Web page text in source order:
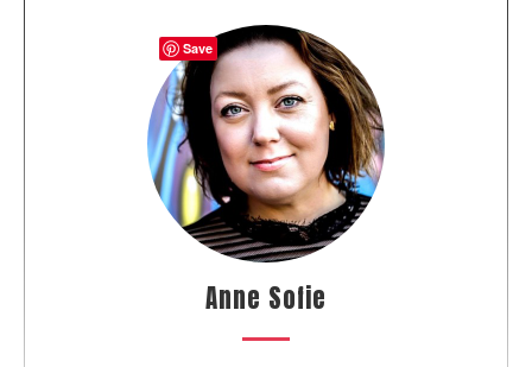
Anne Sofie
Save